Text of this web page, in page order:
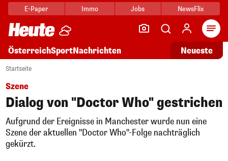
E-Paper Immo Jobs NewsFlix
ÖsterreichSportNachrichten Neueste
Startseite
Szene
Dialog von "Doctor Who" gestrichen
Aufgrund der Ereignisse in Manchester wurde nun eine
Szene der aktuellen "Doctor Who"-Folge nachträglich
gekürzt.